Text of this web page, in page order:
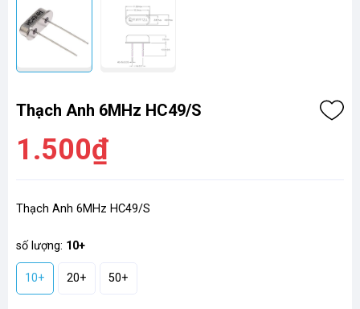
Thạch Anh 6MHz HC49/S
1.500₫
Thạch Anh 6MHz HC49/S
số lượng: 10+
10+ 20+ 50+